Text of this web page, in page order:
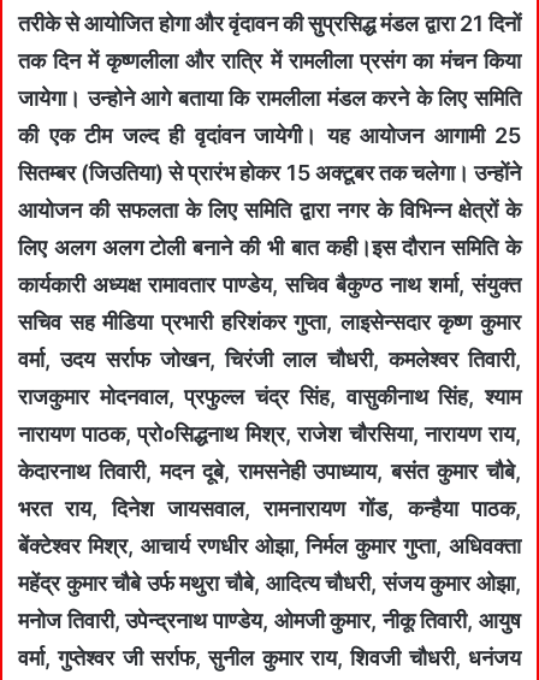
तरीके से आयोजित होगा और वृंदावन की सुप्रसिद्ध मंडल द्वारा 21 दिनों
तक दिन में कृष्णलीला और रात्रि में रामलीला प्रसंग का मंचन किया
जायेगा। उन्होने आगे बताया कि रामलीला मंडल करने के लिए समिति
की एक टीम जल्द ही वृदांवन जायेगी। यह आयोजन आगामी 25
सितम्बर (जिउतिया) से प्रारंभ होकर 15 अक्टूबर तक चलेगा। उन्होंने
आयोजन की सफलता के लिए समिति द्वारा नगर के विभिन्न क्षेत्रों के
लिए अलग अलग टोली बनाने की भी बात कही।इस दौरान समिति के
कार्यकारी अध्यक्ष रामावतार पाण्डेय, सचिव बैकुण्ठ नाथ शर्मा, संयुक्त
सचिव सह मीडिया प्रभारी हरिशंकर गुप्ता, लाइसेन्सदार कृष्ण कुमार
वर्मा, उदय सर्राफ जोखन, चिरंजी लाल चौधरी, कमलेश्वर तिवारी,
राजकुमार मोदनवाल, प्रफुल्ल चंद्र सिंह, वासुकीनाथ सिंह, श्याम
नारायण पाठक, प्रो०सिद्धनाथ मिश्र, राजेश चौरसिया, नारायण राय,
केदारनाथ तिवारी, मदन दूबे, रामसनेही उपाध्याय, बसंत कुमार चौबे,
भरत राय, दिनेश जायसवाल, रामनारायण गोंड, कन्हैया पाठक,
बेंक्टेश्वर मिश्र, आचार्य रणधीर ओझा, निर्मल कुमार गुप्ता, अधिवक्ता
महेंद्र कुमार चौबे उर्फ मथुरा चौबे, आदित्य चौधरी, संजय कुमार ओझा,
मनोज तिवारी, उपेन्द्रनाथ पाण्डेय, ओमजी कुमार, नीकू तिवारी, आयुष
वर्मा, गुप्तेश्वर जी सर्राफ, सुनील कुमार राय, शिवजी चौधरी, धनंजय